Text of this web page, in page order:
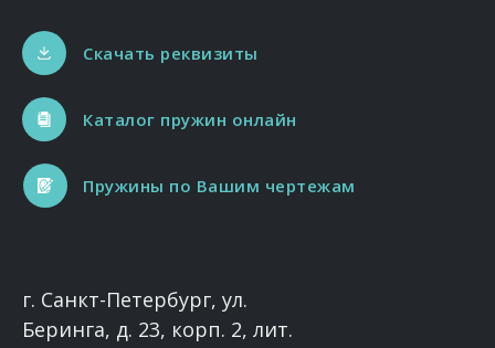
Каталог пружин онлайн
Пружины по Вашим чертежам
Скачать реквизиты
г. Санкт-Петербург, ул.
Беринга, д. 23, корп. 2, лит.